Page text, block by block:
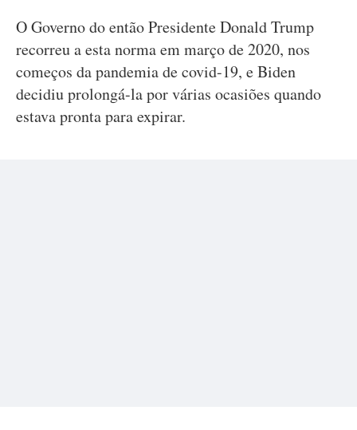
O Governo do então Presidente Donald Trump
recorreu a esta norma em março de 2020, nos
começos da pandemia de covid-19, e Biden
decidiu prolongá-la por várias ocasiões quando
estava pronta para expirar.